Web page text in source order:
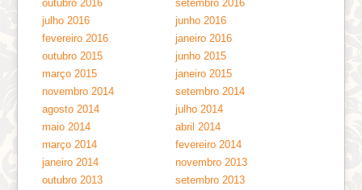
outubro 2016
setembro 2016
julho 2016
junho 2016
fevereiro 2016
janeiro 2016
outubro 2015
junho 2015
março 2015
janeiro 2015
novembro 2014
setembro 2014
agosto 2014
julho 2014
maio 2014
abril 2014
março 2014
fevereiro 2014
janeiro 2014
novembro 2013
outubro 2013
setembro 2013